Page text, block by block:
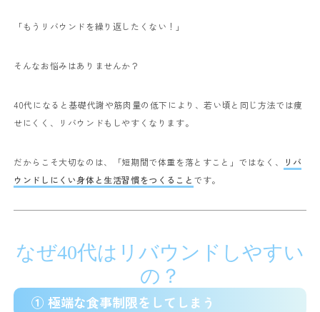
「もうリバウンドを繰り返したくない！」
そんなお悩みはありませんか？
40代になると基礎代謝や筋肉量の低下により、若い頃と同じ方法では痩
せにくく、リバウンドもしやすくなります。
だからこそ大切なのは、「短期間で体重を落とすこと」ではなく、
リバ
ウンドしにくい身体と生活習慣をつくること です。
なぜ40代はリバウンドしやすい
の？
① 極端な食事制限をしてしまう